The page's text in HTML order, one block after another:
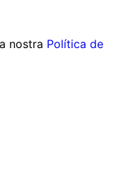
nostra Política de